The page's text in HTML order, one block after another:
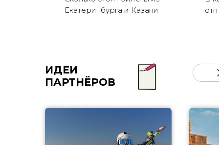
Екатеринбурга и Казани
ИДЕИ
ПАРТНЁРОВ